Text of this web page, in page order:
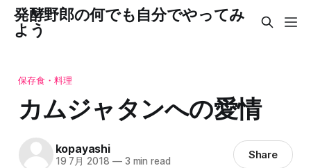
発酵野郎の何でも自分でやってみ
よう
保存食・料理
カムジャタンへの愛情
kopayashi
19 7月 2018 —3 min read Share